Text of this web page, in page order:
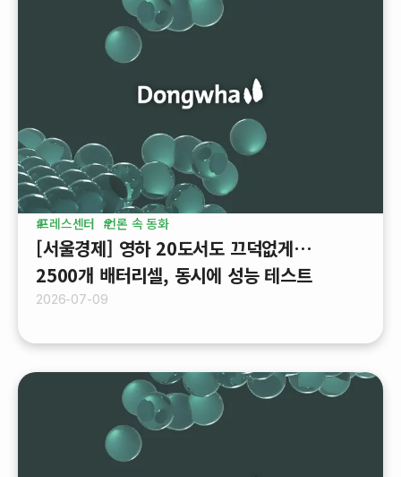
프레스센터 언론 속 동화
[서울경제] 영하 20도서도 끄덕없게…
2500개 배터리셀, 동시에 성능 테스트
2026-07-09